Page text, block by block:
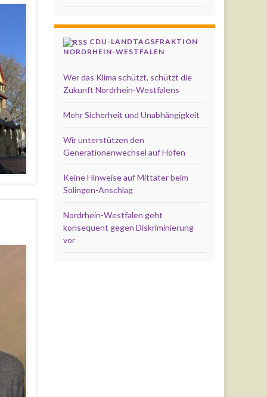
CDU-LANDTAGSFRAKTION
NORDRHEIN-WESTFALEN
Wer das Klima schützt, schützt die
Zukunft Nordrhein-Westfalens
Mehr Sicherheit und Unabhängigkeit
Wir unterstützen den
Generationenwechsel auf Höfen
Keine Hinweise auf Mittäter beim
Solingen-Anschlag
Nordrhein-Westfalen geht
konsequent gegen Diskriminierung
vor